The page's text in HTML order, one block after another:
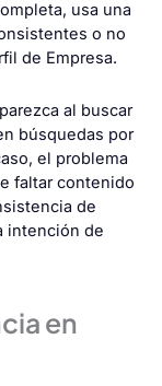
usa una
o no
de Empresa.
al buscar
búsquedas por
el problema
faltar contenido
de
intención de
en